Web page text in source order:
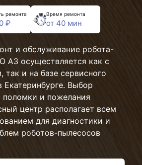
ремонта
₽
Время ремонта
от 40 мин
и обслуживание робота-
A3 осуществляется как с
и на базе сервисного
Екатеринбурге. Выбор
поломки и пожелания
центр располагает всем
для диагностики и
роботов-пылесосов